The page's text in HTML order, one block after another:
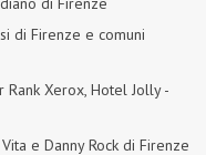
di Firenze e comuni
Rank Xerox, Hotel Jolly -
e Danny Rock di Firenze